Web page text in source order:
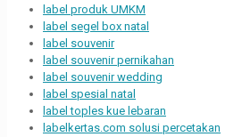
label produk UMKM
label segel box natal
label souvenir
label souvenir pernikahan
label souvenir wedding
label spesial natal
label toples kue lebaran
labelkertas.com solusi percetakan